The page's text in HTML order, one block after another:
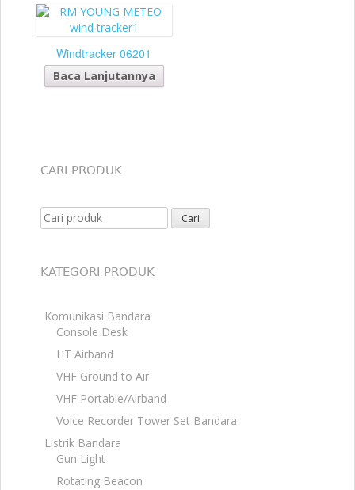
Windtracker 06201
Baca Lanjutannya
CARI PRODUK
Search for:
KATEGORI PRODUK
Komunikasi Bandara
Console Desk
HT Airband
VHF Ground to Air
VHF Portable/Airband
Voice Recorder Tower Set Bandara
Listrik Bandara
Gun Light
Rotating Beacon